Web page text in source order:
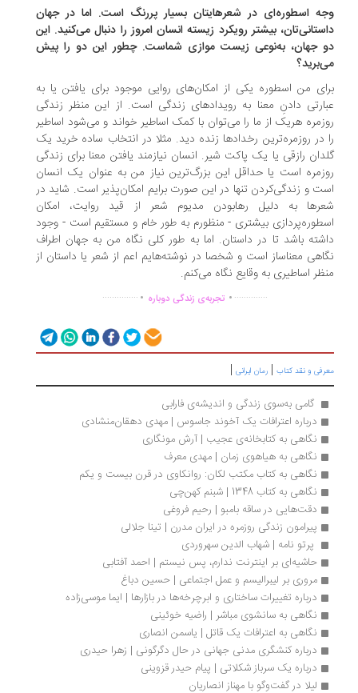
اسطوره‌ای در شعرهایتان بسیار پررنگ است. اما در جهان
بیشتر رویکرد زیسته انسان امروز را دنبال می‌کنید. این
جهان، به‌نوعی زیست موازی شماست. چطور این دو را پیش
من اسطوره یکی از امکان‌های روایی موجود برای یافتن یا به
دادنِ معنا به رویدادهای زندگی است. از این منظر زندگی
هریک از ما را می‌توان با کمک اساطیر خواند و می‌شود اساطیر
در روزمره‌ترین رخدادها زنده دید. مثلا در انتخاب ساده‌ خرید یک
رازقی یا یک پاکت شیر. انسان نیازمند یافتن معنا برای زندگی
است یا حداقل این بزرگ‌ترین نیاز من به عنوان یک انسان
و زندگی‌کردن تنها در این صورت برایم امکان‌پذیر است. شاید در
به دلیل رهابودن مدیوم شعر از قید روایت، امکان
بیشتری - منظورم به طور خام و مستقیم است - وجود
باشد تا در داستان. اما به طور کلی نگاه من به جهان اطراف
معناساز است و شخصا در نوشته‌هایم اعم از شعر یا داستان از
اساطیری به وقایع نگاه می‌کنم.
............... .تجربه‌ی زندگی دوباره ...............
و نقد کتاب|رمان ایرانی|
گامی به‌سوی زندگی و اندیشه‌ی فارابی
درباره اعترافات یک آخوند جاسوس | مهدی دهقان‌منشادی
نگاهی به کتابخانه‌ی عجیب | آرش مونگاری
نگاهی به هیاهوی زمان | مهدی معرف
نگاهی به کتاب مکتب لکان: روانکاوی در قرن بیست و یکم
نگاهی به کتاب 1348 | شبنم کهن‌چی
دقت‌هایی در ساقه بامبو | رحیم فروغی
پیرامون زندگی روزمره در ایران مدرن | تینا جلالی
پرتو نامه | شهاب الدین سهروردی
حاشیه‌ای بر اینترنت ندارم، پس نیستم | احمد آفتابی
مروری بر لیبرالیسم و عمل اجتماعی | حسین دباغ
درباره تغییرات ساختاری و ابرچرخه‌ها در بازارها | ایما موسی‌زاده
نگاهی به سانشوی مباشر | راضیه خوئینی
نگاهی به اعترافات یک قاتل | یاسمن انصاری
درباره کنشگری مدنی جهانی در حال دگرگونی | زهرا حیدری
درباره یک سرباز شکلاتی | پیام حیدر قزوینی
لیلا در گفت‌و‌گو با مهناز انصاریان